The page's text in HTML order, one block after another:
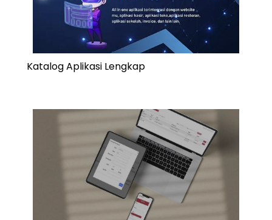
Katalog Aplikasi Lengkap